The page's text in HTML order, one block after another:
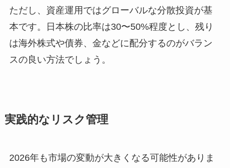
ただし、資産運用ではグローバルな分散投資が基
本です。日本株の比率は30〜50%程度とし、残り
は海外株式や債券、金などに配分するのがバラン
スの良い方法でしょう。
実践的なリスク管理
2026年も市場の変動が大きくなる可能性がありま